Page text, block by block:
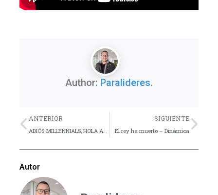
Author: Paralideres.
Previo
ANTERIOR
ADIÓS MILLENNIALS, HOLA ALFAS
SIGUIENTE
El rey ha muerto – Dinámica
Autor